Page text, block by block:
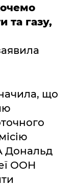
та газу,
що
Дональд
ООН